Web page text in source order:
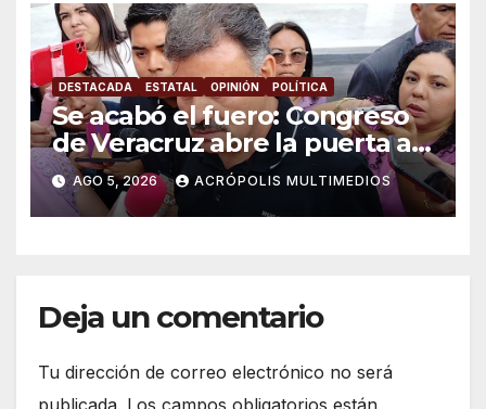
DESTACADA ESTATAL OPINIÓN POLÍTICA
Se acabó el fuero: Congreso
de Veracruz abre la puerta a
proceso penal contra alcalde
de Úrsulo Galván
AGO 5, 2026 ACRÓPOLIS MULTIMEDIOS
Deja un comentario
Tu dirección de correo electrónico no será
publicada. Los campos obligatorios están